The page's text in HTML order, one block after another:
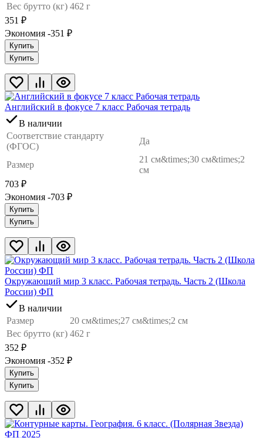
Вес брутто (кг) 462 г
351 ₽
Экономия -351 ₽
Купить
Купить
Английский в фокусе 7 класс Рабочая тетрадь
В наличии
Соответствие стандарту
(ФГОС)
Да
Размер
21 см&times;30 см&times;2
см
703 ₽
Экономия -703 ₽
Купить
Купить
Окружающий мир 3 класс. Рабочая тетрадь. Часть 2 (Школа
России) ФП
В наличии
Размер
20 см&times;27 см&times;2 см
Вес брутто (кг) 462 г
352 ₽
Экономия -352 ₽
Купить
Купить